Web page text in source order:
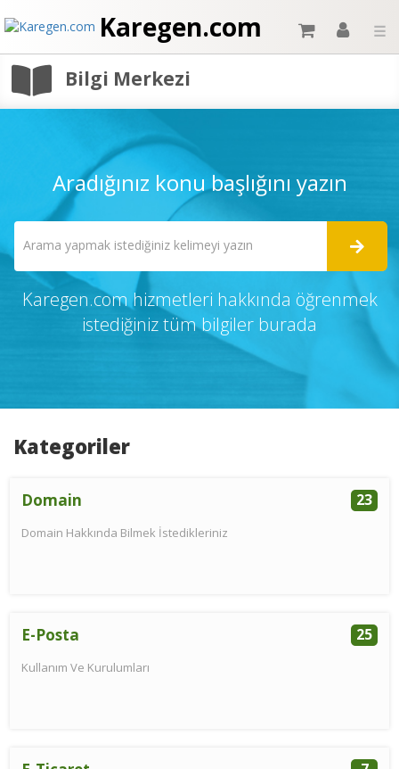
Karegen.com ☰
Bilgi Merkezi
Aradığınız konu başlığını yazın
Karegen.com hizmetleri hakkında öğrenmek
istediğiniz tüm bilgiler burada
Kategoriler
Domain 23
Domain Hakkında Bilmek İstedikleriniz
E-Posta 25
Kullanım Ve Kurulumları